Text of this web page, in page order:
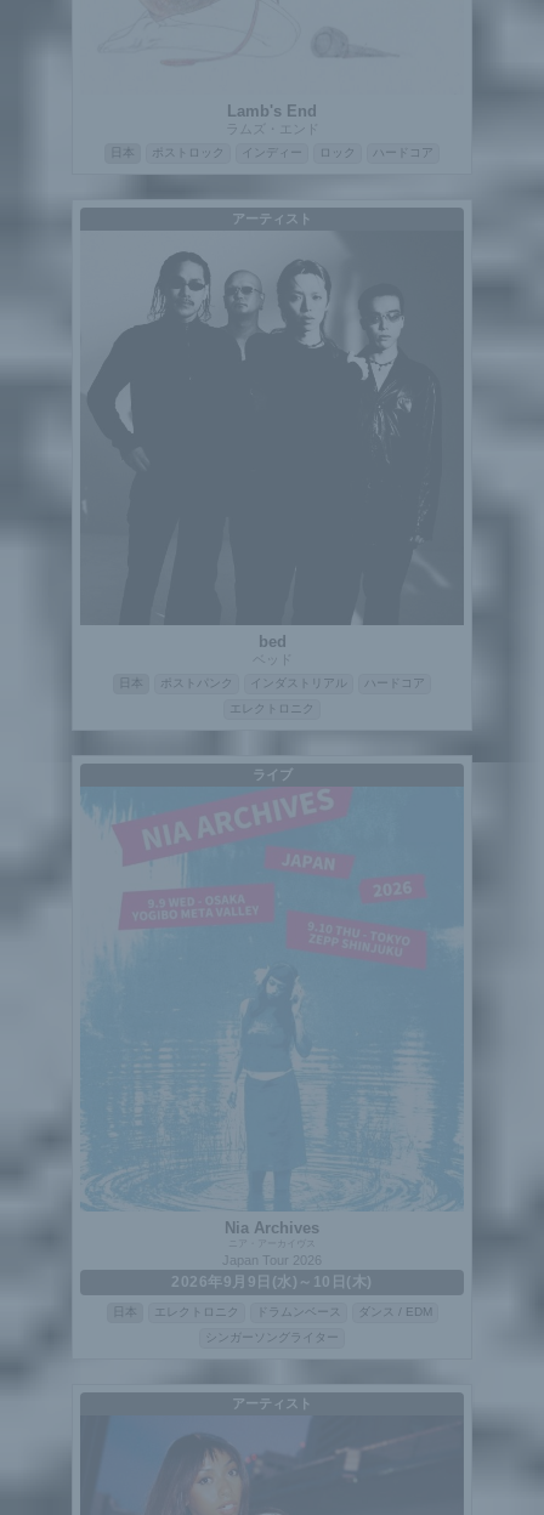
Lamb's End
ラムズ・エンド
ポストロック インディー ロック ハードコア
アーティスト
bed
ベッド
ポストパンク インダストリアル
ハードコア
エレクトロニク
ライブ
Nia Archives
Japan Tour 2026
2026年9月9日(水)～10日(木)
エレクトロニク ドラムンベース
ダンス / EDM
シンガーソングライター
アーティスト